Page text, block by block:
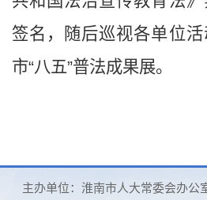
签名，随后巡视各单位
市“八五”普法成果展。
主办单位：淮南市人大常委会办公